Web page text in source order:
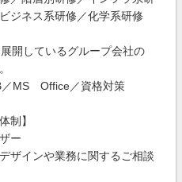
ジネス系研修／化学系研修
開しているグループ会社の
／MS Office／資格対策
制】
ー
ザインや業務に関するご相談